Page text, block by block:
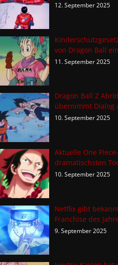
12. September 2025
von Dragon Ball ein
11. September 2025
Dragon Ball Z
übernimmt Dialog
10. September 2025
Aktuelle One
dramatischsten
10. September 2025
Netflix gibt
Franchise des
9. September 2025